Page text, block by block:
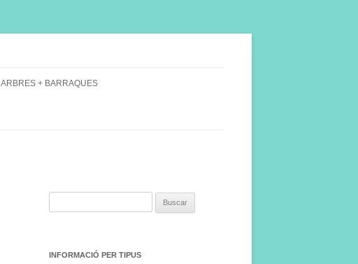
ARBRES + BARRAQUES
INFORMACIÓ PER TIPUS